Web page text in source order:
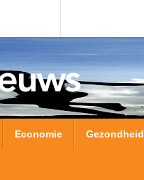
Economie Gezondheid